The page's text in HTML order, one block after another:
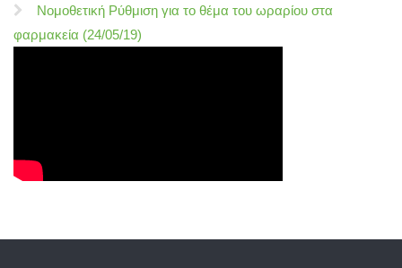
Νομοθετική Ρύθμιση για το θέμα του ωραρίου στα
φαρμακεία (24/05/19)